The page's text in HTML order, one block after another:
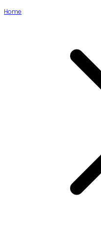
Home